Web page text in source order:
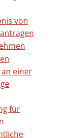
von
einer
für